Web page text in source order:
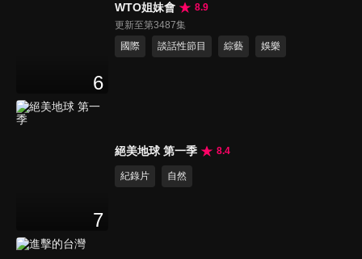
6
WTO姐妹會
8.9
更新至第3487集
國際
談話性節目 綜藝 娛樂
7
絕美地球 第一季 8.4
紀錄片 自然